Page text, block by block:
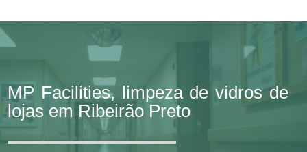
MP Facilities, limpeza de vidros de
lojas em Ribeirão Preto